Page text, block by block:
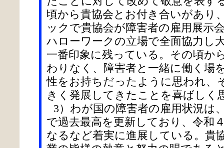
頃から貴協会とお付き合いがあり
ックで貴協会が障害者の雇用展示
ハローワークの立場で全面協力し
一番印象に残っている。その頃か
わりなく、障害者と一緒に働く場
性をお持ちだったように思われ、
きく発展してきたことを喜ばしく
3）わが国の障害者の雇用状況は
で過去最高を更新しており、令和
なるなど着実に進展している。貴